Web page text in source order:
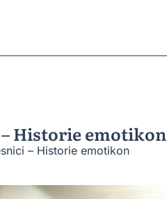
Historie emotikon
– Historie emotikon